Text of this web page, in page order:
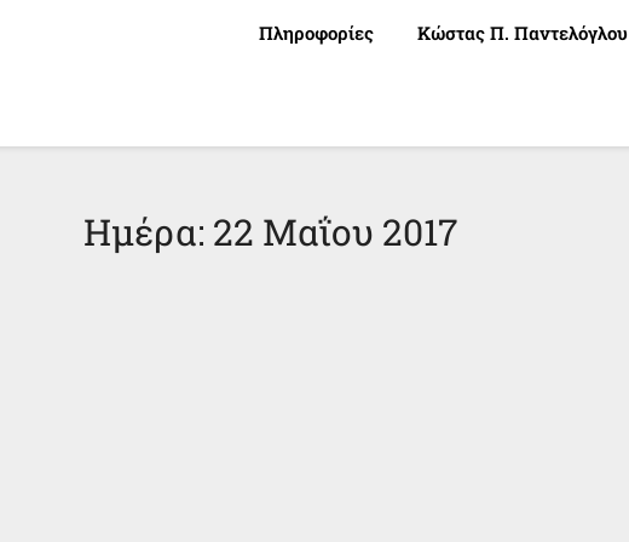
Πληροφορίες Κώστας Π. Παντελόγλου
Ημέρα: 22 Μαΐου 2017